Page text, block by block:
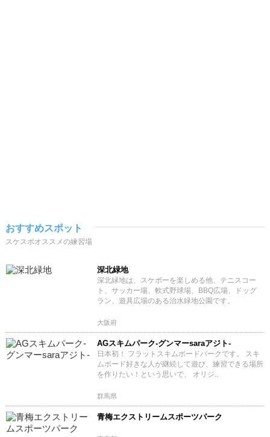
おすすめスポット
スケスポオススメの練習場
深北緑地
深北緑地は、スケボーを楽しめる他、テニスコー
ト、サッカー場、軟式野球場、BBQ広場、ドッグ
ラン、遊具広場のある治水緑地公園です。
大阪府
AGスキムパーク-グンマーsaraアジト-
日本初！ フラットスキムボードパークです。 スキ
ムボード好きな人が継続して遊び、練習できる場所
を作りたい！という思いで、 オリジ..
群馬県
青梅エクストリームスポーツパーク